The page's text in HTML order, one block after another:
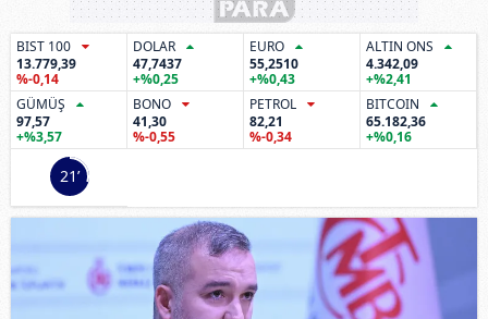
BIST 100
13.779,39
%-0,14
DOLAR
47,7437
+%0,25
EURO
55,2510
+%0,43
ALTIN ONS
4.342,09
+%2,41
GÜMÜŞ
97,57
+%3,57
BONO
41,30
%-0,55
PETROL
82,21
%-0,34
BITCOIN
65.182,36
+%0,16
19’